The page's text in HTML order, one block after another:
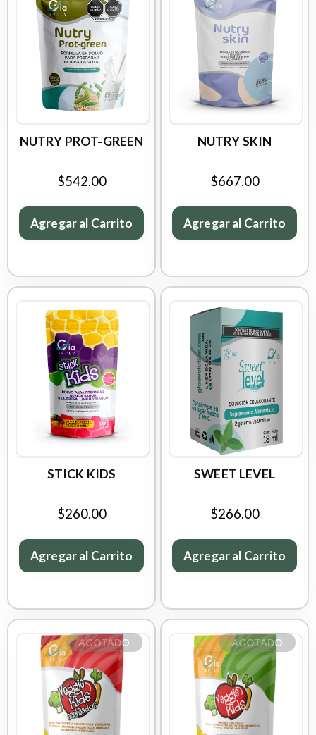
NUTRY PROT-GREEN
$542.00
Agregar al Carrito
NUTRY SKIN
$667.00
Agregar al Carrito
STICK KIDS
$260.00
Agregar al Carrito
SWEET LEVEL
$266.00
Agregar al Carrito
AGOTADO AGOTADO